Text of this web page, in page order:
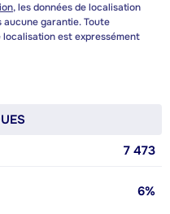
, les données de localisation
aucune garantie. Toute
est expressément
7 473
6%